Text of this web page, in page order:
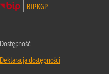
BIP KGP
Dostępność
Deklaracja dostępności